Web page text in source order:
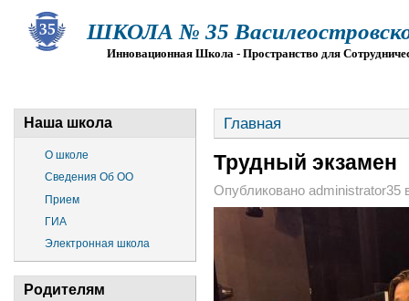
ШКОЛА № 35
Инновационная Школа - Пространство для
Наша школа
О школе
Сведения Об ОО
Прием
ГИА
Электронная школа
Родителям
Главная
Трудный экзамен
Опубликовано administrator35